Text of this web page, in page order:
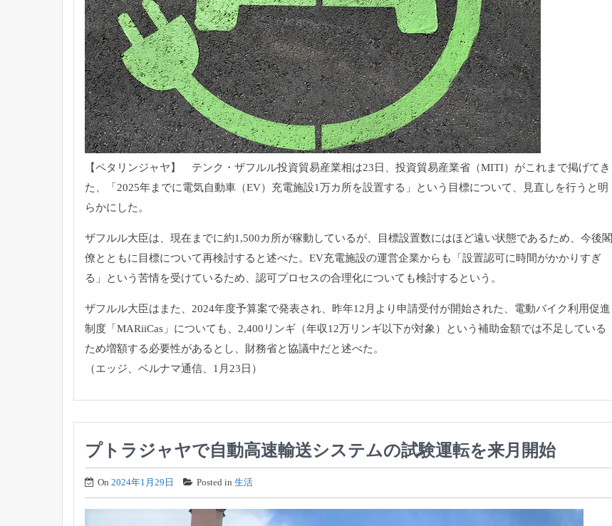
【ペタリンジャヤ】 テンク・ザフルル投資貿易産業相は23日、投資貿易産業省（MITI）がこれまで掲げてき
た、「2025年までに電気自動車（EV）充電施設1万カ所を設置する」という目標について、見直しを行うと明
らかにした。
ザフルル大臣は、現在までに約1,500カ所が稼動しているが、目標設置数にはほど遠い状態であるため、今後閣
僚とともに目標について再検討すると述べた。EV充電施設の運営企業からも「設置認可に時間がかかりすぎ
る」という苦情を受けているため、認可プロセスの合理化についても検討するという。
ザフルル大臣はまた、2024年度予算案で発表され、昨年12月より申請受付が開始された、電動バイク利用促進
制度「MARiiCas」についても、2,400リンギ（年収12万リンギ以下が対象）という補助金額では不足している
ため増額する必要性があるとし、財務省と協議中だと述べた。
（エッジ、ベルナマ通信、1月23日）
プトラジャヤで自動高速輸送システムの試験運転を来月開始
On 2024年1月29日 Posted in 生活